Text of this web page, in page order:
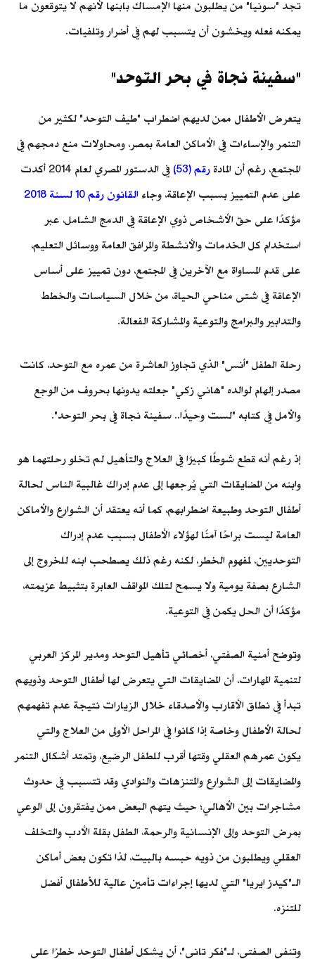
تجد "سونيا" من يطلبون منها الإمساك بابنها لأنهم لا يتوقعون ما
يمكنه فعله ويخشون أن يتسبب لهم في أضرار وتلفيات.
"سفينة نجاة في بحر التوحد"
يتعرض الأطفال ممن لديهم اضطراب "طيف التوحد" لكثير من
التنمر والإساءات في الأماكن العامة بمصر، ومحاولات منع دمجهم في
المجتمع، رغم أن المادة رقم (53)
في الدستور المصري لعام 2014 أكدت
على عدم التمييز بسبب الإعاقة، وجاء القانون رقم 10 لسنة 2018
مؤكدًا على حق الأشخاص ذوي الإعاقة في الدمج الشامل، عبر
استخدام كل الخدمات والأنشطة والمرافق العامة ووسائل التعليم،
على قدم المساواة مع الآخرين في المجتمع، دون تمييز على أساس
الإعاقة في شتى مناحي الحياة، من خلال السياسات والخطط
والتدابير والبرامج والتوعية والمشاركة الفعالة.
رحلة الطفل "أنس" الذي تجاوز العاشرة من عمره مع التوحد، كانت
مصدر إلهام لوالده "هاني زكي" جعلته يدونها بحروف من الوجع
والأمل في كتابه "لست وحيدًا.. سفينة نجاة في بحر التوحد".
إذ رغم أنه قطع شوطًا كبيرًا في العلاج والتأهيل لم تخلو رحلتهما هو
وابنه من المضايقات التي يُرجعها إلى عدم إدراك غالبية الناس لحالة
أطفال التوحد وطبيعة اضطرابهم، كما أنه يعتقد أن الشوارع والأماكن
العامة ليست براحًا آمنًا لهؤلاء الأطفال بسبب عدم إدراك
التوحديين، لمفهوم الخطر، لكنه رغم ذلك يصطحب ابنه للخروج إلى
الشارع بصفة يومية ولا يسمح لتلك المواقف العابرة بتثبيط عزيمته،
مؤكدًا أن الحل يكمن في التوعية.
وتوضح أمنية الصفتي، أخصائي تأهيل التوحد ومدير المركز العربي
لتنمية المهارات، أن المضايقات التي يتعرض لها أطفال التوحد وذويهم
تبدأ في نطاق الأقارب والأصدقاء خلال الزيارات نتيجة عدم تفهمهم
لحالة الأطفال وخاصة إذا كانوا في المراحل الأولى من العلاج والتي
يكون عمرهم العقلي وقتها أقرب للطفل الرضيع، وتمتد أشكال التنمر
والمضايقات إلى الشوارع والمتنزهات والنوادي وقد تتسبب في حدوث
مشاجرات بين الأهالي؛ حيث يتهم البعض ممن يفتقرون إلى الوعي
بمرض التوحد وإلى الإنسانية والرحمة، الطفل بقلة الأدب والتخلف
العقلي ويطلبون من ذويه حبسه بالبيت، لذا تكون بعض أماكن
الـ"كيدز ايريا" التي لديها إجراءات تأمين عالية للأطفال أفضل
للتنزه.
وتنفي الصفتي، لـ"فكر تاني"، أن يشكل أطفال التوحد خطرًا على